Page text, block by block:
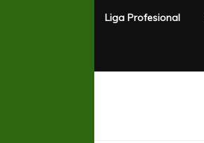
Liga Profesional